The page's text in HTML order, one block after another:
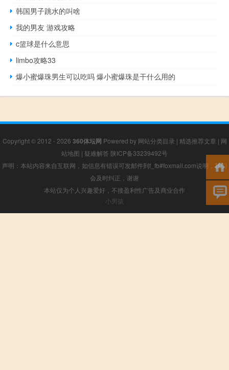
韩国男子跳水的叫啥
我的男友 游戏攻略
c篮球是什么意思
limbo攻略33
爆小蜜爆珠男生可以吃吗 爆小蜜爆珠是干什么用的
Copyright © 2012 - 2026 360体坛网 Powered by 网站分类目录 | 精选推荐文章 | 网
站地图 | 疑难解答 陕ICP备33239492号
声明：本站内容来自互联网，如信息有错误可发邮件到f_fb#foxmail.com说明，我们
会及时纠正，谢谢
本站仅为个人兴趣爱好，不接盈利性广告及商业合作
小男孩